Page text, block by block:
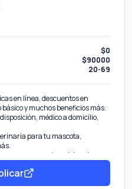
$0
$90000
20-69
en línea, descuentos en
y muchos beneficios más.
médico a domicilio,
para tu mascota,
por emergencia, asistencia
y más.
para eventos, tours por